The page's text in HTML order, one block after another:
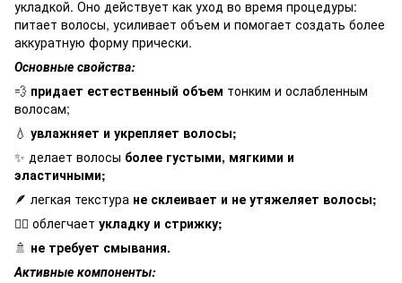
укладкой. Оно действует как уход во время процедуры:
питает волосы, усиливает объем и помогает создать более
аккуратную форму прически.
Основные свойства:
💨 придает естественный объем тонким и ослабленным
волосам;
💧 увлажняет и укрепляет волосы;
✨ делает волосы более густыми, мягкими и
эластичными;
🪶 легкая текстура не склеивает и не утяжеляет волосы;
💇‍♀️ облегчает укладку и стрижку;
🚿 не требует смывания.
Активные компоненты: